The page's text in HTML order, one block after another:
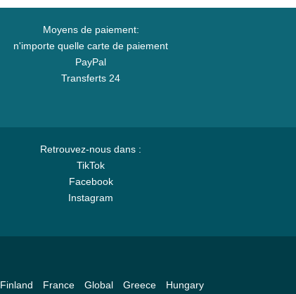
Moyens de paiement:
n'importe quelle carte de paiement
PayPal
Transferts 24
Retrouvez-nous dans :
TikTok
Facebook
Instagram
Finland France Global Greece Hungary